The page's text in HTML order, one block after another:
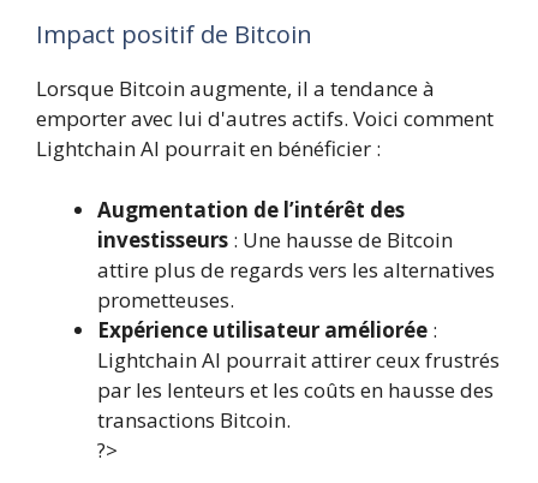
Impact positif de Bitcoin
Lorsque Bitcoin augmente, il a tendance à
emporter avec lui d'autres actifs. Voici comment
Lightchain AI pourrait en bénéficier :
Augmentation de l’intérêt des
investisseurs : Une hausse de Bitcoin
attire plus de regards vers les alternatives
prometteuses.
Expérience utilisateur améliorée :
Lightchain AI pourrait attirer ceux frustrés
par les lenteurs et les coûts en hausse des
transactions Bitcoin.
?>